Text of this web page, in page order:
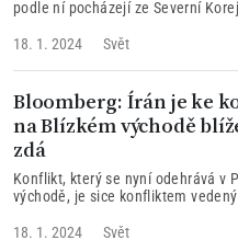
podle ní pocházejí ze Severní
televizních pořadů.
18. 1. 2024 Svět
Bloomberg: Írán je ke
na Blízkém východě
zdá
Konflikt, který se nyní odehrává v
východě, je sice konfliktem
když k tomu bude dotlačen.
18. 1. 2024 Svět